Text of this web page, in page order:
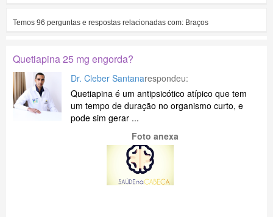
Temos 96 perguntas e respostas relacionadas com: Braços
Quetiapina 25 mg engorda?
Dr. Cleber Santanarespondeu:
Quetiapina é um antipsicótico atípico que tem
um tempo de duração no organismo curto, e
pode sim gerar ...
Foto anexa